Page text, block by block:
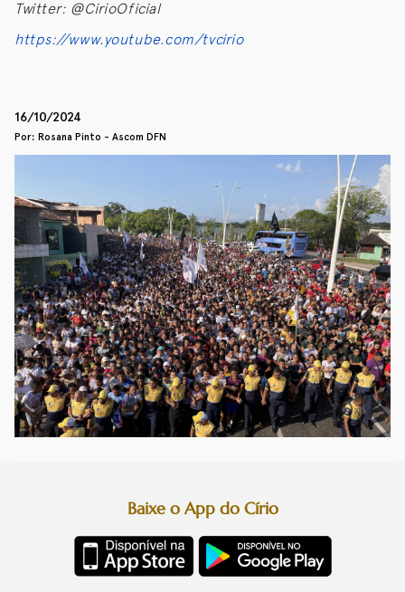
Twitter: @CirioOficial
https://www.youtube.com/tvcirio
16/10/2024
Por: Rosana Pinto - Ascom DFN
Baixe o App do Círio